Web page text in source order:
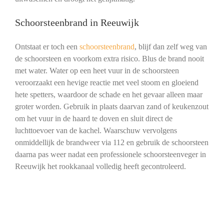
Schoorsteenbrand in Reeuwijk
Ontstaat er toch een schoorsteenbrand, blijf dan zelf weg van
de schoorsteen en voorkom extra risico. Blus de brand nooit
met water. Water op een heet vuur in de schoorsteen
veroorzaakt een hevige reactie met veel stoom en gloeiend
hete spetters, waardoor de schade en het gevaar alleen maar
groter worden. Gebruik in plaats daarvan zand of keukenzout
om het vuur in de haard te doven en sluit direct de
luchttoevoer van de kachel. Waarschuw vervolgens
onmiddellijk de brandweer via 112 en gebruik de schoorsteen
daarna pas weer nadat een professionele schoorsteenveger in
Reeuwijk het rookkanaal volledig heeft gecontroleerd.